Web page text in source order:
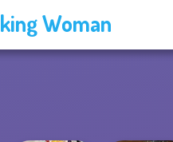
Woman